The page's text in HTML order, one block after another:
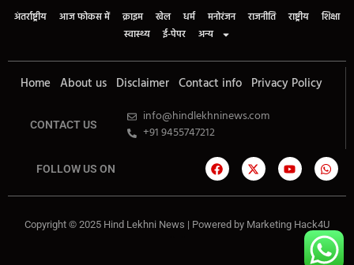
अंतर्राष्ट्रीय आज फोकस में क्राइम खेल धर्म मनोरंजन राजनीति राष्ट्रीय
शिक्षा
स्वास्थ्य
ई-पेपर अन्य
Home About us Disclaimer Contact info Privacy Policy
CONTACT US
info@hindlekhninews.com
+91 9455747212
FOLLOW US ON
Copyright © 2025 Hind Lekhni News | Powered by Marketing Hack4U